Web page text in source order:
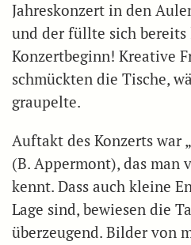
Jahreskonzert in den
und der füllte sich bereits
Konzertbeginn! Kreative
schmückten die Tische,
graupelte.
Auftakt des Konzerts war
(B. Appermont), das man
kennt. Dass auch kleine
Lage sind, bewiesen die
überzeugend. Bilder von